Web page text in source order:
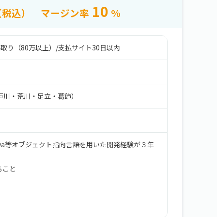
込） マージン率 10 %
り（80万以上） /支払サイト30日以内
・荒川・足立・葛飾）
等オブジェクト指向言語を用いた開発経験が３年
と